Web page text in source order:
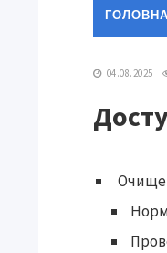
ГОЛОВНА
04.08.2025